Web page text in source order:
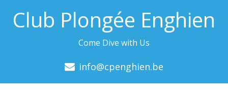
Club Plongée Enghien
Come Dive with Us
info@cpenghien.be